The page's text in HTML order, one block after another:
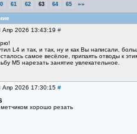
61 62 63 64 65 »»
Апр 2026 13:43:19 #
L4 и так, и так, ну и как Вы написали,
самое весёлое, припаять отводы к
М5 нарезать занятие увлекательное.
Апр 2026 17:30:15 #
хорошо резать